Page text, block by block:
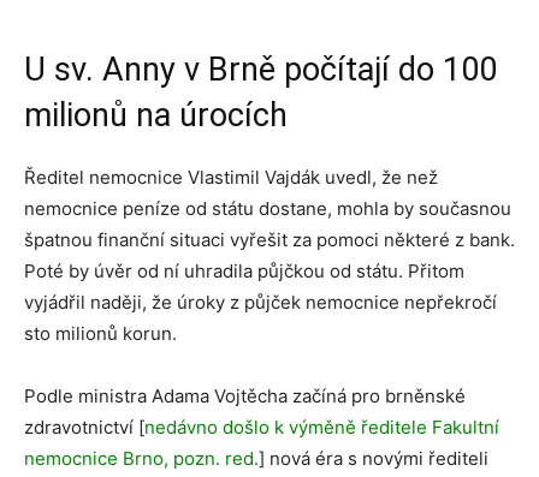
U sv. Anny v Brně počítají do 100
milionů na úrocích
Ředitel nemocnice Vlastimil Vajdák uvedl, že než
nemocnice peníze od státu dostane, mohla by současnou
špatnou finanční situaci vyřešit za pomoci některé z bank.
Poté by úvěr od ní uhradila půjčkou od státu. Přitom
vyjádřil naději, že úroky z půjček nemocnice nepřekročí
sto milionů korun.
Podle ministra Adama Vojtěcha začíná pro brněnské
zdravotnictví [nedávno došlo k výměně ředitele Fakultní
nemocnice Brno, pozn. red.] nová éra s novými řediteli